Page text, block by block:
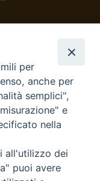
per
anche per
semplici",
e
nella
all'utilizzo dei
puoi avere